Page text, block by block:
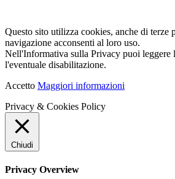
Questo sito utilizza cookies, anche di terze
navigazione acconsenti al loro uso.
Nell'Informativa sulla Privacy puoi leggere
l'eventuale disabilitazione.
Accetto Maggiori informazioni
Privacy & Cookies Policy
Chiudi
Privacy Overview